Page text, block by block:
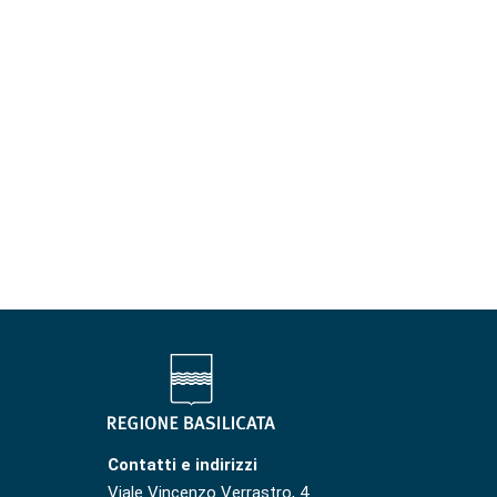
Contatti e indirizzi
Viale Vincenzo Verrastro, 4